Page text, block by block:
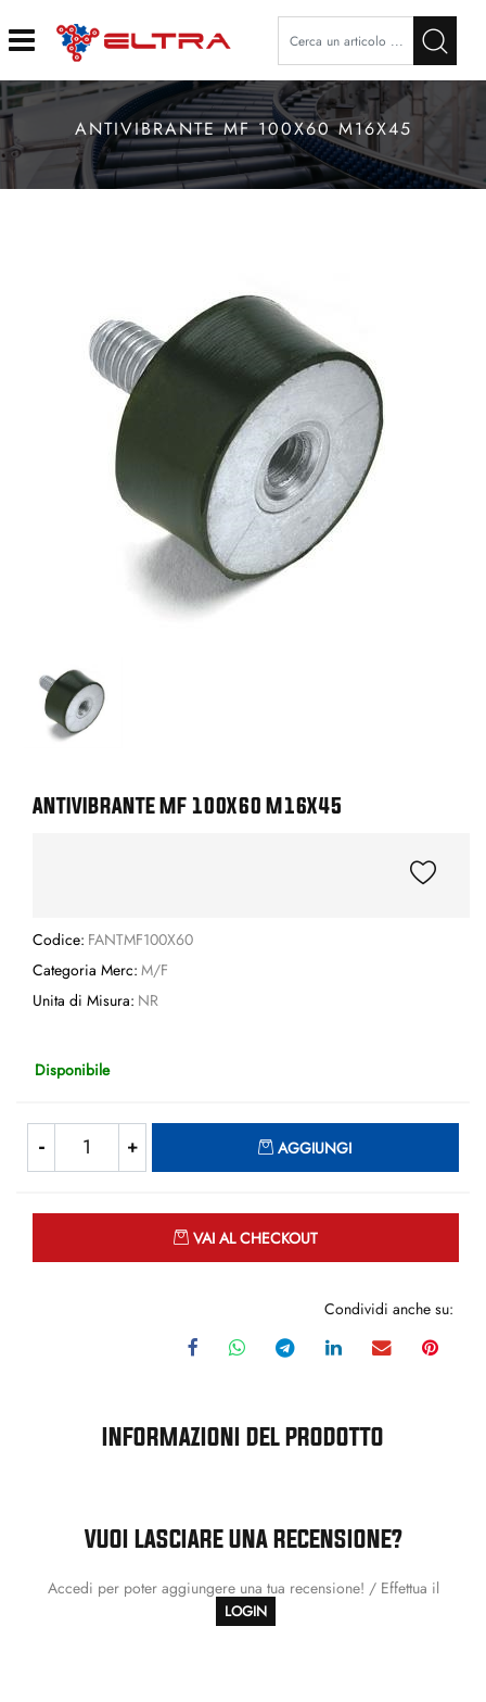
Open
ANTIVIBRANTE MF 100X60 M16X45
ANTIVIBRANTE MF 100X60 M16X45
Codice: FANTMF100X60
Categoria Merc: M/F
Unita di Misura: NR
Disponibile
AGGIUNGI
VAI AL CHECKOUT
Condividi anche su:
INFORMAZIONI DEL PRODOTTO
VUOI LASCIARE UNA RECENSIONE?
Accedi per poter aggiungere una tua recensione! / Effettua il
LOGIN